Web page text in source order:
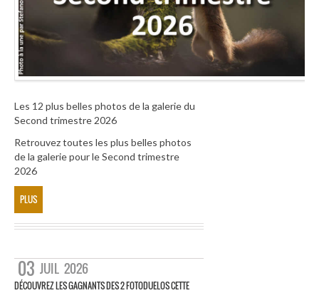
Les 12 plus belles photos de la galerie du
Second trimestre 2026
Retrouvez toutes les plus belles photos
de la galerie pour le Second trimestre
2026
PLUS
03 JUIL 2026
DÉCOUVREZ LES GAGNANTS DES 2 FOTODUELOS CETTE